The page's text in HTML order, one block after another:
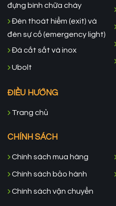
đựng bình chữa cháy
Đèn thoát hiểm (exit) và
đèn sự cố (emergency light)
Đá cắt sắt và inox
Ubolt
ĐIỀU HƯỚNG
Trang chủ
CHÍNH SÁCH
Chính sách mua hàng
Chính sách bảo hành
Chính sách vận chuyển